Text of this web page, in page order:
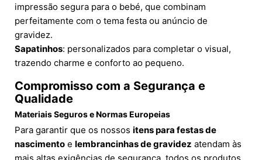
impressão segura para o bebé, que combinam
perfeitamente com o tema festa ou anúncio de
gravidez.
Sapatinhos: personalizados para completar o visual,
trazendo charme e conforto ao pequeno.
Compromisso com a Segurança e
Qualidade
Materiais Seguros e Normas Europeias
Para garantir que os nossos itens para festas de
nascimento e lembrancinhas de gravidez atendam às